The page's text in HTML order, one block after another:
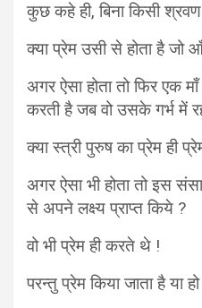
कुछ कहे ही, बिना किसी
क्या प्रेम उसी से होता है जो
अगर ऐसा होता तो फिर एक
करती है जब वो उसके गर्भ में
क्या स्त्री पुरुष का प्रेम ही
अगर ऐसा भी होता तो इस
से अपने लक्ष्य प्राप्त किये ?
वो भी प्रेम ही करते थे !
परन्तु प्रेम किया जाता है या